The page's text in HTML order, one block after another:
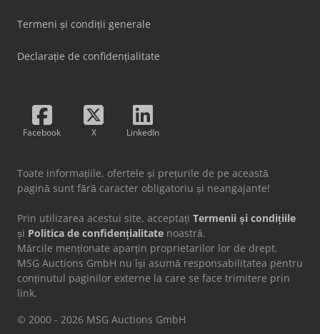
Termeni și condiții generale
Declarație de confidențialitate
Facebook X LinkedIn
Toate informațiile, ofertele și prețurile de pe această
pagină sunt fără caracter obligatoriu și neangajante!
Prin utilizarea acestui site, acceptați Termenii și condițiile
și Politica de confidențialitate noastră.
Mărcile menționate aparțin proprietarilor lor de drept.
MSG Auctions GmbH nu își asumă responsabilitatea pentru
conținutul paginilor externe la care se face trimitere prin
link.
© 2000 - 2026 MSG Auctions GmbH